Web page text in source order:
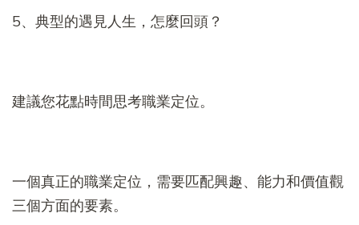
5、典型的遇見人生，怎麼回頭？
建議您花點時間思考職業定位。
一個真正的職業定位，需要匹配興趣、能力和價值觀
三個方面的要素。